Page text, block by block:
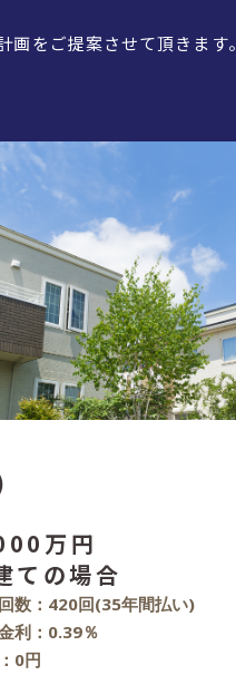
画をご提案させて頂きます。
万円
ての場合
数：420回(35年間払い)
利：0.39％
0円